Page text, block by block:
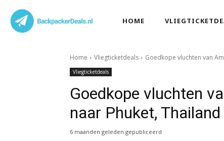
HOME
Home Vliegticketdeals Goedkope vluchten van
Vliegticketdeals
Goedkope vluchten
naar Phuket,
6 maanden geleden gepubliceerd